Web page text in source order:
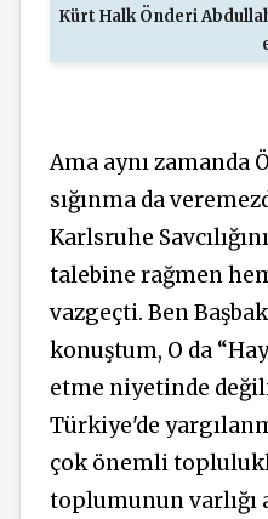
Kürt Halk Önderi
Ama aynı zamanda
sığınma da
Karlsruhe
talebine rağmen
vazgeçti. Ben
konuştum, O da
etme niyetinde
Türkiye'de
çok önemli
toplumunun varlığı